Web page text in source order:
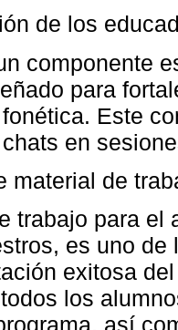
de los
componente
para
Este
en
material de
trabajo para el
es uno
exitosa
los
así